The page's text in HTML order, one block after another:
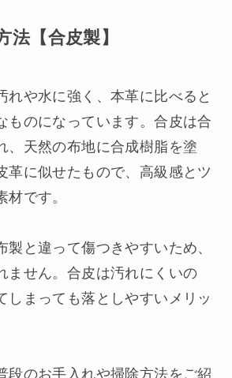
法【合皮製】
れや水に強く、本革に比べると
ものになっています。合皮は合
、天然の布地に合成樹脂を塗
革に似せたもので、高級感とツ
材です。
製と違って傷つきやすいため、
ません。合皮は汚れにくいの
しまっても落としやすいメリッ
段のお手入れや掃除方法をご紹